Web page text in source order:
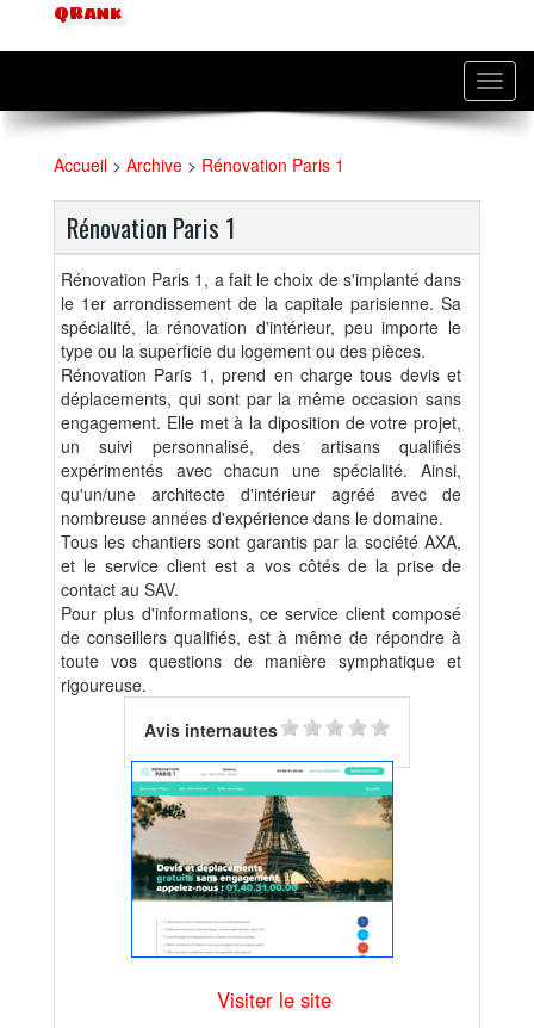
QRank
Accueil > Archive > Rénovation Paris 1
Rénovation Paris 1
Rénovation Paris 1, a fait le choix de s'implanté dans
le 1er arrondissement de la capitale parisienne. Sa
spécialité, la rénovation d'intérieur, peu importe le
type ou la superficie du logement ou des pièces.
Rénovation Paris 1, prend en charge tous devis et
déplacements, qui sont par la même occasion sans
engagement. Elle met à la diposition de votre projet,
un suivi personnalisé, des artisans qualifiés
expérimentés avec chacun une spécialité. Ainsi,
qu'un/une architecte d'intérieur agréé avec de
nombreuse années d'expérience dans le domaine.
Tous les chantiers sont garantis par la société AXA,
et le service client est a vos côtés de la prise de
contact au SAV.
Pour plus d'informations, ce service client composé
de conseillers qualifiés, est à même de répondre à
toute vos questions de manière symphatique et
rigoureuse.
Avis internautes
Visiter le site